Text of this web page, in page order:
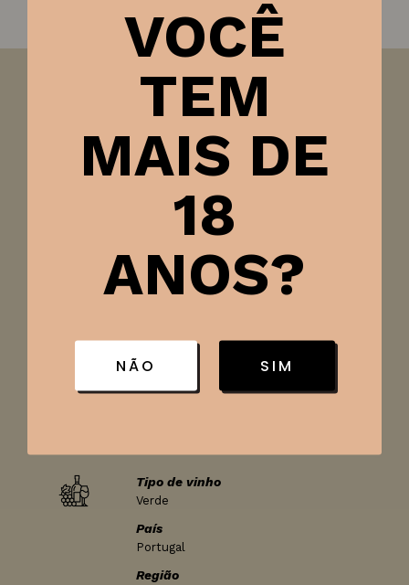
Apresenta uma coloração amarelo pálido,
típicas dos vinhos verdes.
No olfato, é fresco e aromático, com notas de
frutas cítricas, como limão e lima, além de toques
florais que proporcionam uma experiência aromática
Em boca, é leve e refrescante, com uma
acidez equilibrada e um final suave, ideal para ser
frutos do mar e saladas, tornando-se uma excelente
escolha para refeições leves e descontraídas.
Tipo de vinho
Verde
País
Portugal
Região
VOCÊ
TEM
MAIS DE
18
ANOS?
NÃO SIM